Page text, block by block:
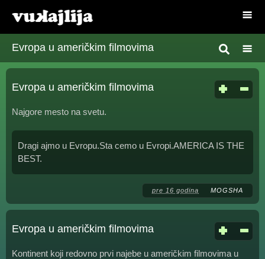
Evropa u američkim filmovima
Evropa u američkim filmovima
Najgore mesto na svetu.
Dragi ajmo u Evropu.Sta cemo u Evropi.AMERICA IS THE
BEST.
pre 16 godina MOGSHA
Evropa u američkim filmovima
Kontinent koji redovno prvi najebe u američkim filmovima u